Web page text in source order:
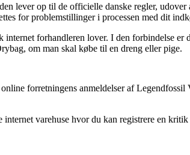
lever op til de officielle danske regler, udover
for problemstillinger i processen med dit
forhandleren lover. I den forbindelse er
om man skal købe til en dreng eller pige.
forretningens anmeldelser af Legendfossil
varehuse hvor du kan registrere en